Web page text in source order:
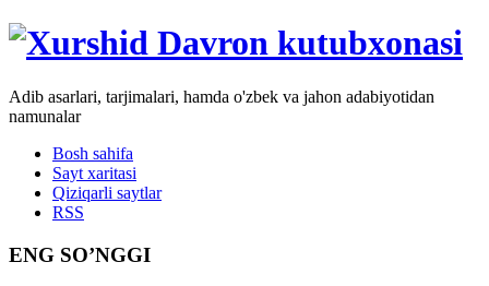
Adib asarlari, tarjimalari, hamda o'zbek va jahon adabiyotidan
namunalar
Bosh sahifa
Sayt xaritasi
Qiziqarli saytlar
RSS
ENG SO’NGGI